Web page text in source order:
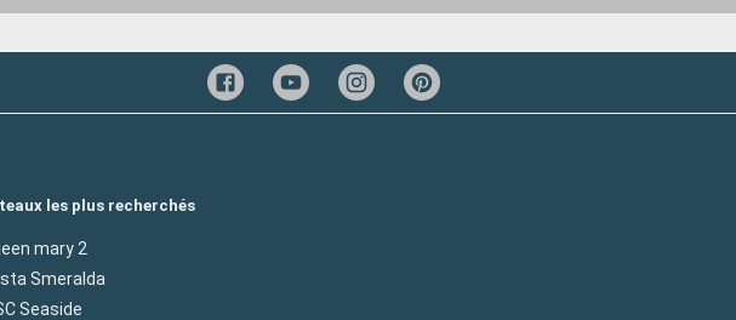
les plus recherchés
mary 2
Smeralda
Seaside